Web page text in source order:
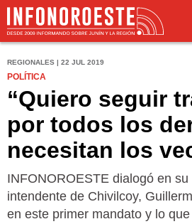
REGIONALES | 22 JUL 2019
POLÍTICA
“Quiero seguir
por todos los
necesitan los
INFONOROESTE dialogó en su
intendente de Chivilcoy,
en este primer mandato y lo